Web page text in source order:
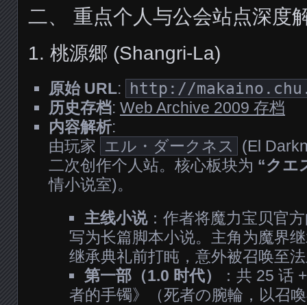
二、 重点个人与公会站点深度
1. 桃源郷 (Shangri-La)
原始 URL: http://
历史存档: Web Archive 2009 存档
内容解析:
由玩家 エル・ダークネス
(El
二次创作个人站。核心板块为 “クエ
情小说室)。
主线小说：作者将魔力宝贝官
写为长篇脚本小说。主角为魔界
继承典礼前打盹，意外被召唤至
第一部（1.0 时代）
：共 25 话
者的手镯》（死者の腕輪，以召